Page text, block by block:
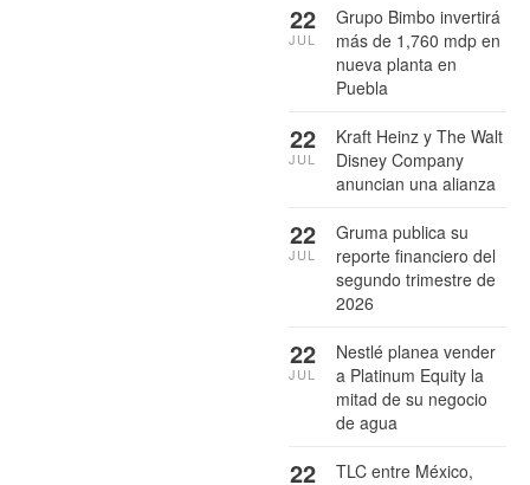
Grupo Bimbo invertirá
más de 1,760 mdp en
nueva planta en
Puebla
22
JUL
Kraft Heinz y The Walt
Disney Company
anuncian una alianza
22
JUL
Gruma publica su
reporte financiero del
segundo trimestre de
2026
22
JUL
Nestlé planea vender
a Platinum Equity la
mitad de su negocio
de agua
22
JUL
TLC entre México,
22